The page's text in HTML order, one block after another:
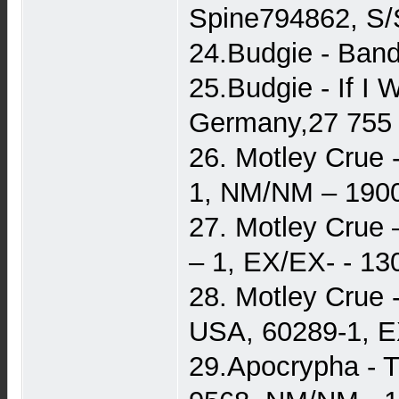
Spine794862,
24.Budgie -
25.Budgie - If I
Germany,27
26. Motley Crue
1, NM/NM –
27. Motley Crue
– 1, EX/EX- -
28. Motley Crue
USA, 60289-1,
29.Apocrypha -